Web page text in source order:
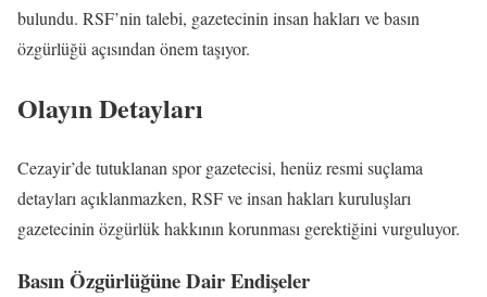
bulundu. RSF’nin talebi, gazetecinin insan hakları ve basın
özgürlüğü açısından önem taşıyor.
Olayın Detayları
Cezayir’de tutuklanan spor gazetecisi, henüz resmi suçlama
detayları açıklanmazken, RSF ve insan hakları kuruluşları
gazetecinin özgürlük hakkının korunması gerektiğini vurguluyor.
Basın Özgürlüğüne Dair Endişeler